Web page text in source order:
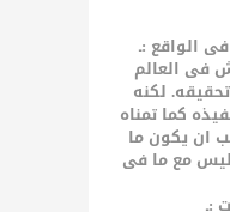
فى العالم
لكنه
كما تمناه
ان يكون ما
مع ما فى